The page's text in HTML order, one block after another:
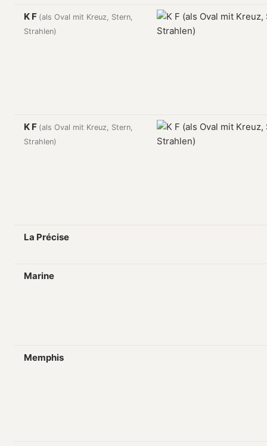
K F (als Oval mit Kreuz, Stern,
Strahlen)
K F (als Oval mit Kreuz, Stern,
Strahlen)
La Précise
Marine
Memphis